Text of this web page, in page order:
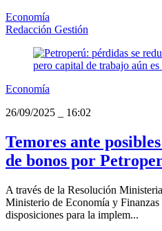
Economía
Redacción Gestión
Economía
26/09/2025
16:02
Temores ante
de bonos por
A través de la Resolución
Ministerio de Economía y
disposiciones para la implem...